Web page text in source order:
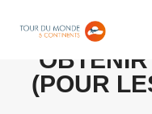
(POUR